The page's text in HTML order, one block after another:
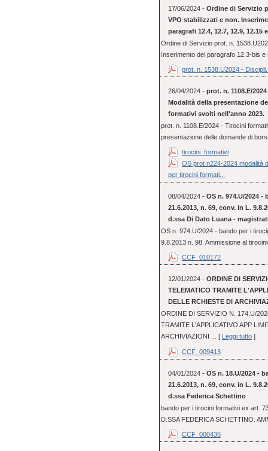
17/06/2024 - Ordine di Servizio
VPO stabilizzati e non.
paragrafi 12.4, 12.7, 12.9,
Ordine di Servizio prot. n.
Inserimento del paragrafo 12.3-bis
prot. n. 1538.U2024 -
26/04/2024 - prot. n. 1108.E/
Modalità della presentazione
formativi svolti nell'anno 2023.
prot. n. 1108.E/2024 - Tirocini
presentazione delle domande di
tirocini_formativi
OS prot n224-2024 modalità
per tirocini formati...
08/04/2024 - OS n. 974.U/2024
21.6.2013, n. 69, conv. in L.
d.ssa Di Dato Luana -
OS n. 974.U/2024 - bando per i
9.8.2013 n. 98. Ammissione al
CCF_010172
12/01/2024 - ORDINE DI
TELEMATICO TRAMITE
DELLE RCHIESTE DI
ORDINE DI SERVIZIO N. 174.U/
TRAMITE L'APPLICATIVO APP
ARCHIVIAZIONI ... [ Leggi tutto]
CCF_009413
04/01/2024 - OS n. 18.U/2024 -
21.6.2013, n. 69, conv. in L.
d.ssa Federica Schettino
bando per i tirocini formativi ex art.
D.SSA FEDERICA SCHETTINO.
CCF_000436